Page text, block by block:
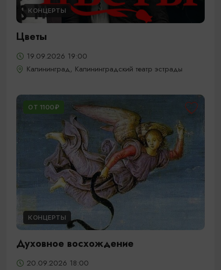
КОНЦЕРТЫ
Цветы
19.09.2026 19:00
Калининград, Калининградский театр эстрады
ОТ 1100₽
КОНЦЕРТЫ
Духовное восхождение
20.09.2026 18:00